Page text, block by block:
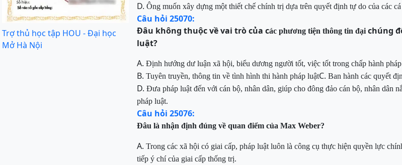
Trợ thủ học tập HOU - Đại học
Mở Hà Nội
D. Ông muốn xây dựng một thiết chế chính trị dựa trên quyết định tự do của các cá
Câu hỏi 25070:
Đâu không thuộc về vai trò của các phương tiện thông tin đại chúng
luật?
A. Định hướng dư luận xã hội, biểu dương người tốt, việc tốt trong chấp hành
B. Tuyên truyền, thông tin về tình hình thi hành pháp luậtC. Ban hành các quyết
D. Đưa pháp luật đến với cán bộ, nhân dân, giúp cho đông đảo cán bộ, nhân dân
pháp luật.
Câu hỏi 25076:
Đâu là nhận định đúng về quan điểm của Max Weber?
A. Trong các xã hội có giai cấp, pháp luật luôn là công cụ thực hiện quyền lực
tiếp ý chí của giai cấp thống trị.